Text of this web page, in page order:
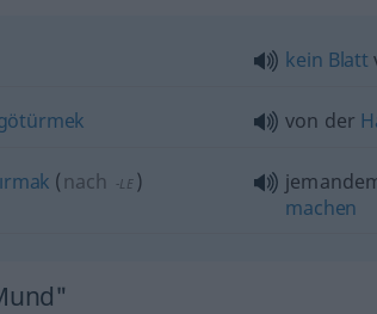
kein Blatt
von der
( nach -LE )
machen